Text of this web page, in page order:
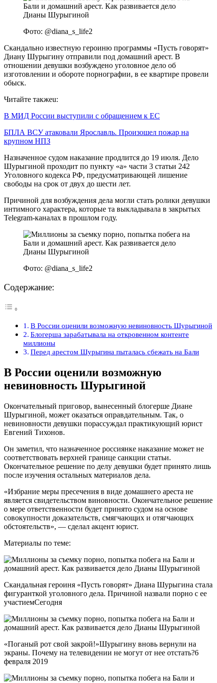
Фото: @diana_s_life2
Скандально известную героиню программы «Пусть говорят»
Диану Шурыгину отправили под домашний арест. В
отношении девушки возбуждено уголовное дело об
изготовлении и обороте порнографии, в ее квартире провели
обыск.
Читайте такжеu:
В МИД России выступили с обращением к ЕС
БПЛА ВСУ атаковали Ярославль. Произошел пожар на
крупном НПЗ
Назначенное судом наказание продлится до 19 июля. Дело
Шурыгиной проходит по пункту «а» части 3 статьи 242
Уголовного кодекса РФ, предусматривающей лишение
свободы на срок от двух до шести лет.
Причиной для возбуждения дела могли стать ролики девушки
интимного характера, которые та выкладывала в закрытых
Telegram-каналах в прошлом году.
Фото: @diana_s_life2
Содержание:
В России оценили возможную невиновность Шурыгиной
Блогерша зарабатывала на откровенном контенте
миллионы
Перед арестом Шурыгина пыталась сбежать на Бали
В России оценили возможную
невиновность Шурыгиной
Окончательный приговор, вынесенный блогерше Диане
Шурыгиной, может оказаться оправдательным. Так, о
невиновности девушки порассуждал практикующий юрист
Евгений Тихонов.
Он заметил, что назначенное россиянке наказание может не
соответствовать верхней границе санкции статьи.
Окончательное решение по делу девушки будет принято лишь
после изучения остальных материалов дела.
«Избрание меры пресечения в виде домашнего ареста не
является свидетельством виновности. Окончательное решение
о мере ответственности будет принято судом на основе
совокупности доказательств, смягчающих и отягчающих
обстоятельств», — сделал акцент юрист.
Материалы по теме:
Скандальная героиня «Пусть говорят» Диана Шурыгина стала
фигуранткой уголовного дела. Причиной назвали порно с ее
участиемСегодня
«Поганый рот свой закрой!»Шурыгину вновь вернули на
экраны. Почему на телевидении не могут от нее отстать?6
февраля 2019